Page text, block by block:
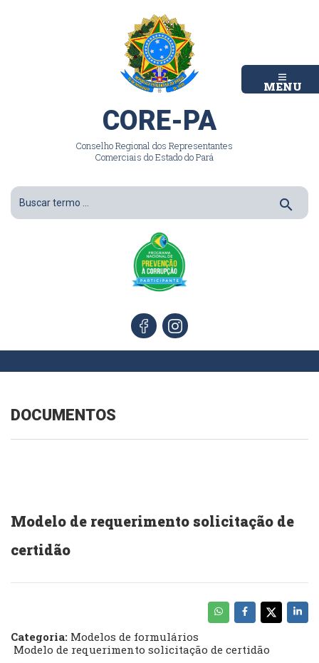
MENU
CORE-PA
Conselho Regional dos Representantes
Comerciais do Estado do Pará
search
DOCUMENTOS
Modelo de requerimento solicitação de
certidão
Categoria: Modelos de formulários
Modelo de requerimento solicitação de certidão